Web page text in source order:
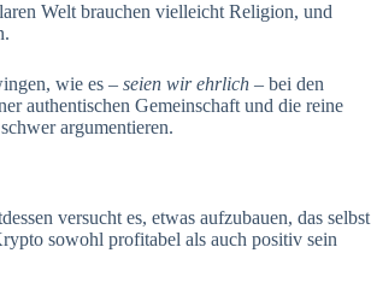
Welt brauchen vielleicht Religion, und
wie es – seien wir ehrlich – bei den
authentischen Gemeinschaft und die reine
argumentieren.
versucht es, etwas aufzubauen, das selbst
sowohl profitabel als auch positiv sein